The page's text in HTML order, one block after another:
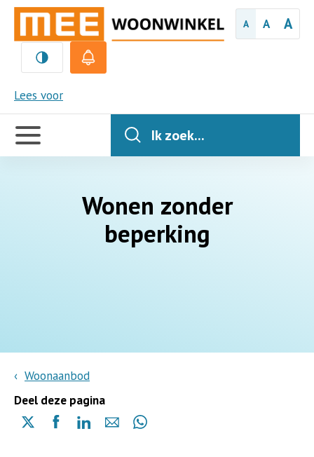
A A A
Lees voor
MEE
Handige
links
Ik zoek...
Wonen zonder
beperking
Woonaanbod
Deel deze pagina
Delen
DelenDelenDelen Delen